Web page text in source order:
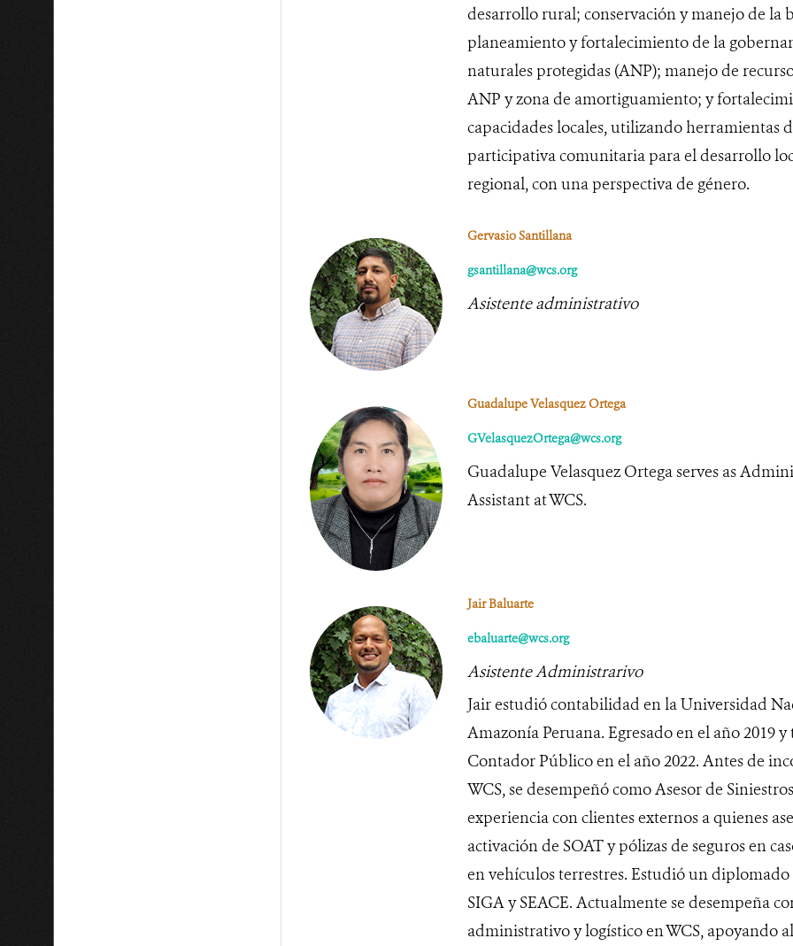
desarrollo rural; conservación y manejo de la
planeamiento y fortalecimiento de la
naturales protegidas (ANP); manejo de
ANP y zona de amortiguamiento; y
capacidades locales, utilizando herramientas
participativa comunitaria para el desarrollo
regional, con una perspectiva de género.
Gervasio Santillana
gsantillana@wcs.org
Asistente administrativo
Guadalupe Velasquez Ortega
GVelasquezOrtega@wcs.org
Guadalupe Velasquez Ortega serves as
Assistant at WCS.
Jair Baluarte
ebaluarte@wcs.org
Asistente Administrarivo
Jair estudió contabilidad en la Universidad
Amazonía Peruana. Egresado en el año 2019
Contador Público en el año 2022. Antes de
WCS, se desempeñó como Asesor de
experiencia con clientes externos a quienes
activación de SOAT y pólizas de seguros en
en vehículos terrestres. Estudió un diplomado
SIGA y SEACE. Actualmente se desempeña
administrativo y logístico en WCS, apoyando